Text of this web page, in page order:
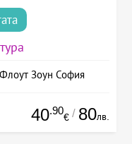
Зоун София
40.90
€ / 80лв.